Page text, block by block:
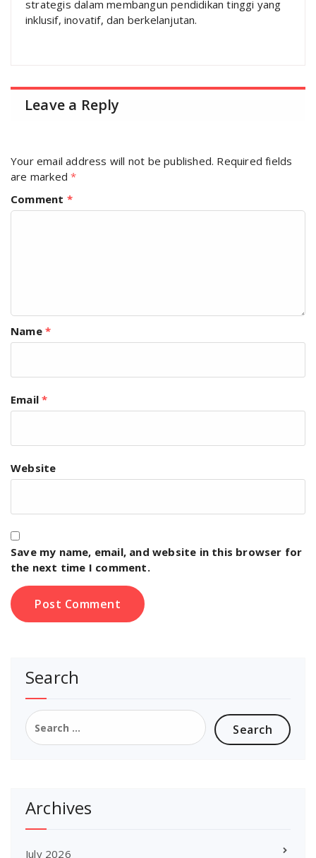
strategis dalam membangun pendidikan tinggi yang
inklusif, inovatif, dan berkelanjutan.
Leave a Reply
Your email address will not be published. Required fields
are marked*
Comment *
Name *
Email*
Website
Save my name, email, and website in this browser for
the next time I comment.
Search
Search
for:
Archives
July 2026